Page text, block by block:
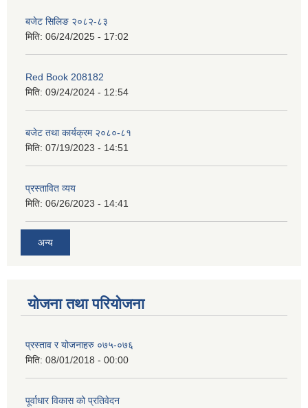
बजेट सिलिङ २०८२-८३
मिति: 06/24/2025 - 17:02
Red Book 208182
मिति: 09/24/2024 - 12:54
बजेट तथा कार्यक्रम २०८०-८१
मिति: 07/19/2023 - 14:51
प्रस्तावित व्यय
मिति: 06/26/2023 - 14:41
अन्य
योजना तथा परियोजना
प्रस्ताव र योजनाहरु ०७५-०७६
मिति: 08/01/2018 - 00:00
पूर्वाधार विकास को प्रतिवेदन